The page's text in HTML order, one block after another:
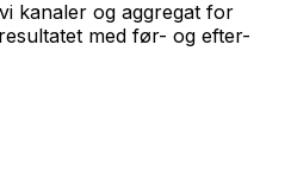
kanaler og aggregat for
med før- og efter-